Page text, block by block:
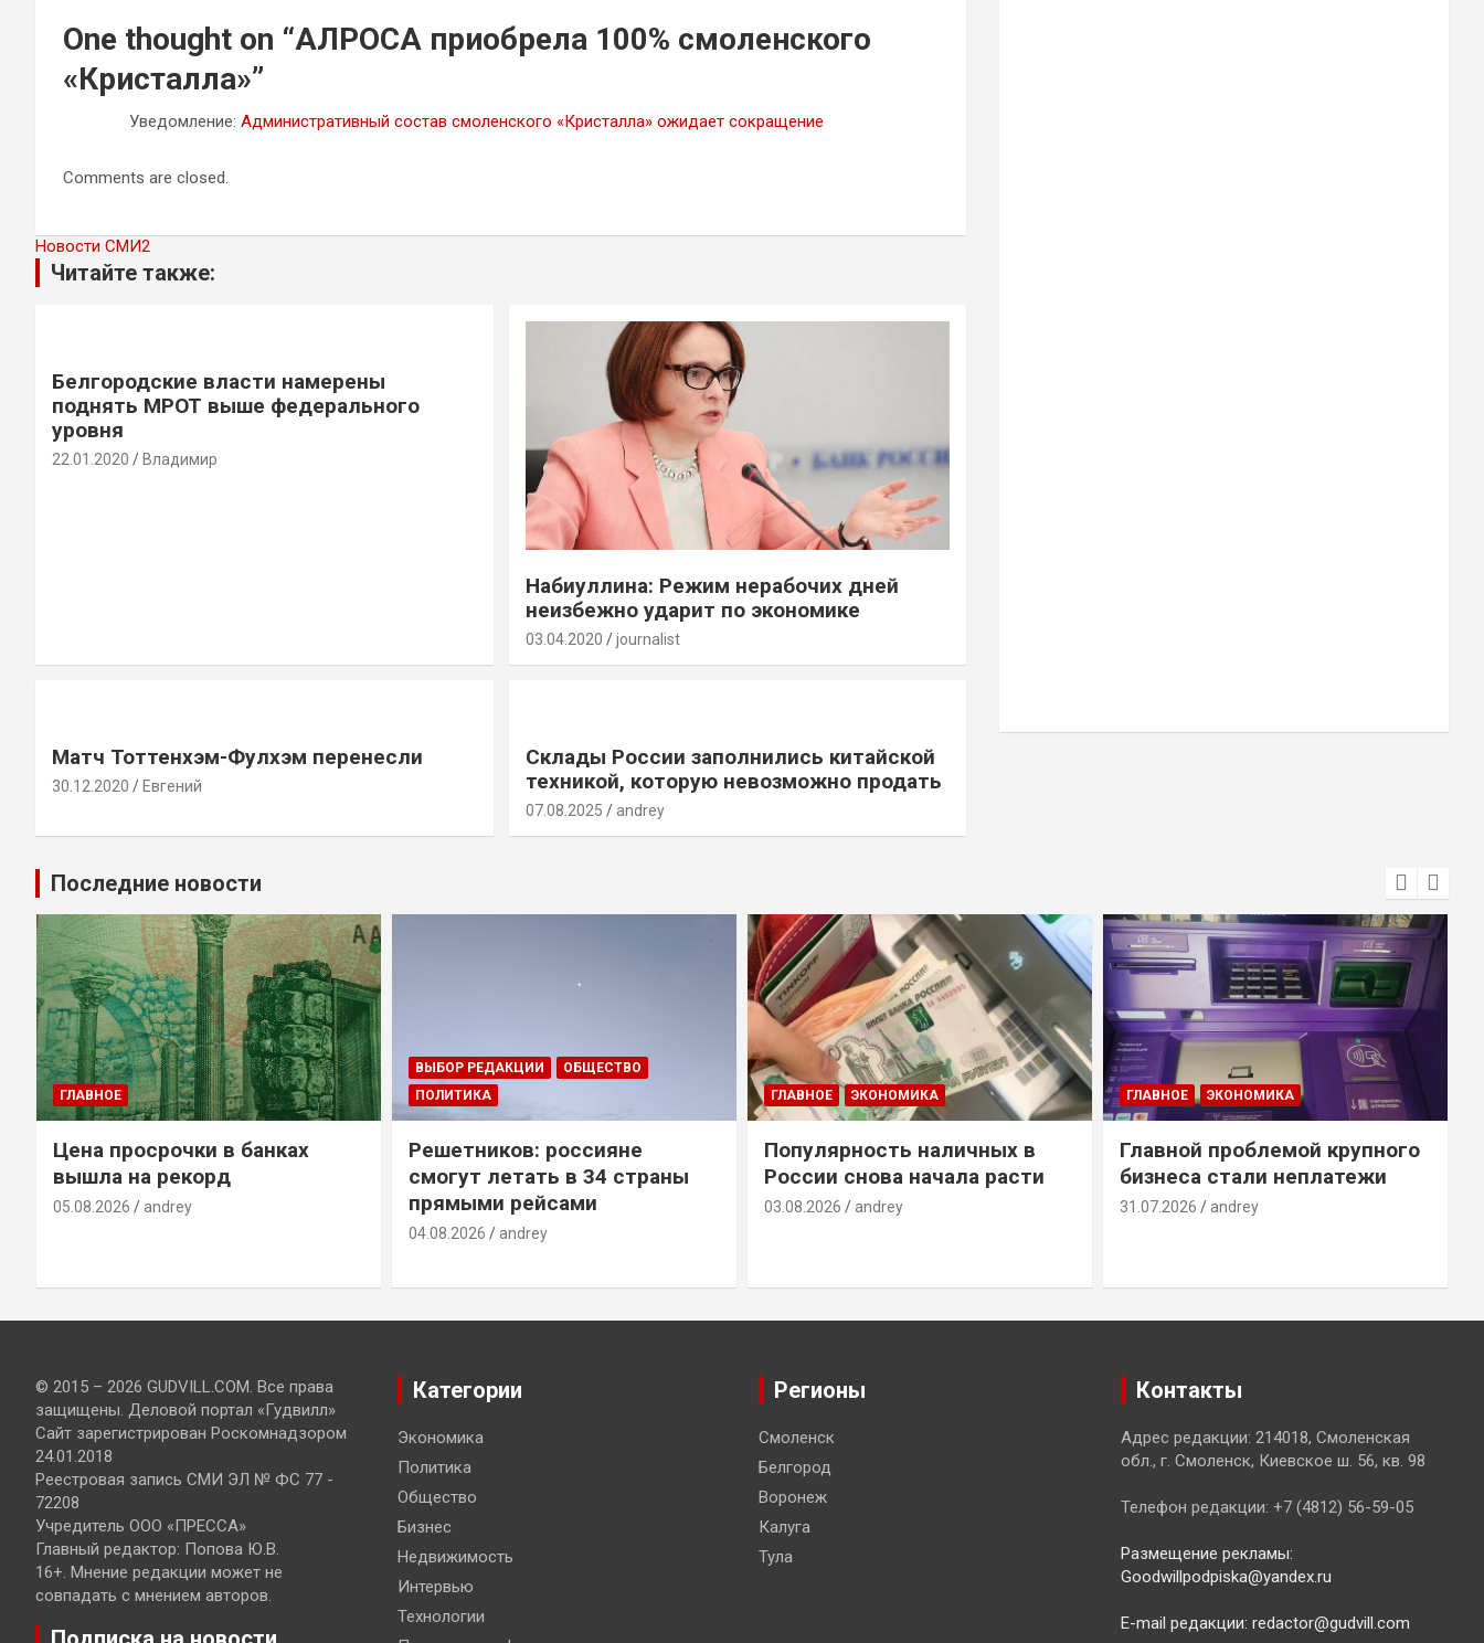
One thought on “АЛРОСА приобрела 100% смоленского
«Кристалла»”
Уведомление: Административный состав смоленского «Кристалла» ожидает сокращение
Comments are closed.
Новости СМИ2
Читайте также:
Белгородские власти намерены
поднять МРОТ выше федерального
уровня
22.01.2020 Владимир
Набиуллина: Режим нерабочих дней
неизбежно ударит по экономике
03.04.2020 journalist
Матч Тоттенхэм-Фулхэм перенесли
30.12.2020 Евгений
Склады России заполнились китайской
техникой, которую невозможно продать
07.08.2025 andrey
Последние новости
ГЛАВНОЕ
Цена просрочки в банках
вышла на рекорд
05.08.2026 andrey
ВЫБОР РЕДАКЦИИ
ОБЩЕСТВО
ПОЛИТИКА
Решетников: россияне
смогут летать в 34 страны
прямыми рейсами
04.08.2026 andrey
ГЛАВНОЕ ЭКОНОМИКА
Популярность наличных в
России снова начала расти
03.08.2026 andrey
ГЛАВНОЕ ЭКОНОМИКА
Главной проблемой крупного
бизнеса стали неплатежи
31.07.2026 andrey
© 2015 – 2026 GUDVILL.COM. Все права
защищены. Деловой портал «Гудвилл»
Сайт зарегистрирован Роскомнадзором
24.01.2018
Реестровая запись СМИ ЭЛ № ФС 77 -
72208
Учредитель ООО «ПРЕССА»
Главный редактор: Попова Ю.В.
16+. Мнение редакции может не
совпадать с мнением авторов.
Категории
Экономика
Политика
Общество
Бизнес
Недвижимость
Интервью
Технологии
Регионы
Смоленск
Белгород
Воронеж
Калуга
Тула
Контакты
Адрес редакции: 214018, Смоленская
обл., г. Смоленск, Киевское ш. 56, кв. 98
Телефон редакции: +7 (4812) 56-59-05
Размещение рекламы:
Goodwillpodpiska@yandex.ru
E-mail редакции: redactor@gudvill.com